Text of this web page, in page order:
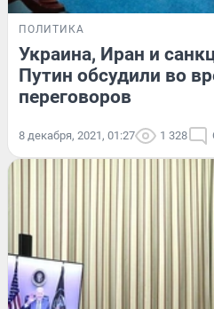
ПОЛИТИКА
Украина, Иран и
Путин обсудили во
переговоров
8 декабря, 2021, 01:27 1 328